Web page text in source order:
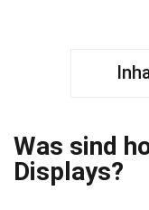
Was sind
Displays?